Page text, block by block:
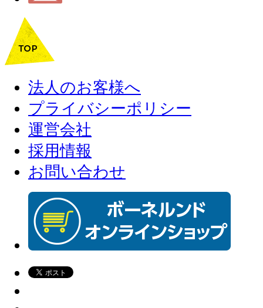
法人のお客様へ
プライバシーポリシー
運営会社
採用情報
お問い合わせ